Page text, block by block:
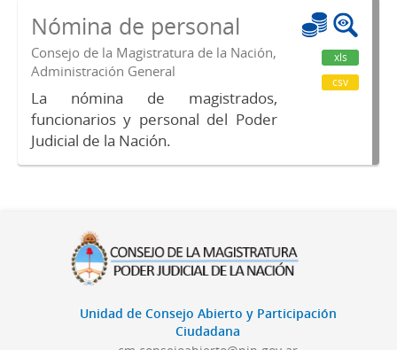
Nómina de personal
Consejo de la Magistratura de la Nación,
Administración General
La nómina de magistrados,
funcionarios y personal del Poder
Judicial de la Nación.
xls
csv
Unidad de Consejo Abierto y Participación
Ciudadana